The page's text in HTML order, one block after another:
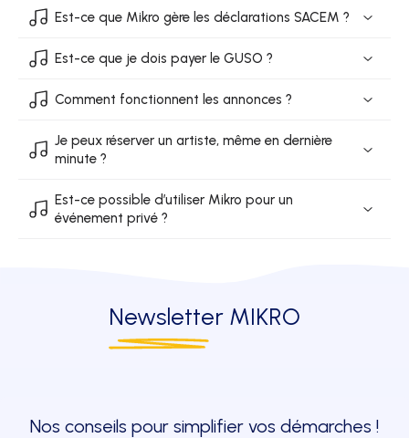
Est-ce que Mikro gère les déclarations SACEM ?
Est-ce que je dois payer le GUSO ?
Comment fonctionnent les annonces ?
Je peux réserver un artiste, même en dernière
minute ?
Est-ce possible d’utiliser Mikro pour un
événement privé ?
Newsletter MIKRO
Nos conseils pour simplifier vos démarches !